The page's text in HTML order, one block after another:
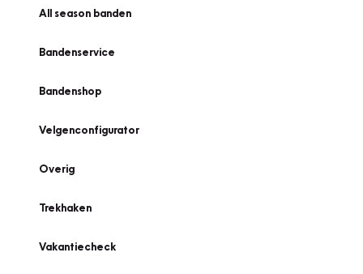
All season banden
Bandenservice
Bandenshop
Velgenconfigurator
Overig
Trekhaken
Vakantiecheck